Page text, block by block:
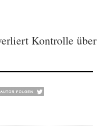
Kontrolle über